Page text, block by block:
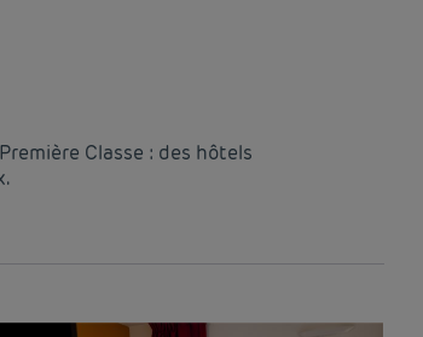
Classe : des hôtels